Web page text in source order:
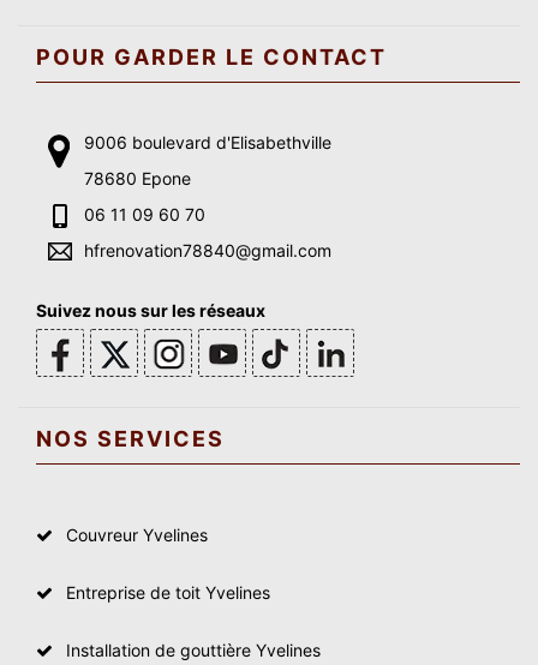
POUR GARDER LE CONTACT
9006 boulevard d'Elisabethville
78680 Epone
06 11 09 60 70
hfrenovation78840@gmail.com
Suivez nous sur les réseaux
NOS SERVICES
Couvreur Yvelines
Entreprise de toit Yvelines
Installation de gouttière Yvelines